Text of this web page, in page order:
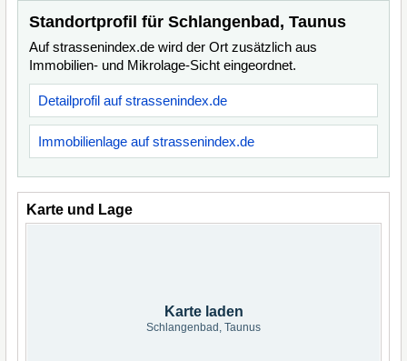
Standortprofil für Schlangenbad, Taunus
Auf strassenindex.de wird der Ort zusätzlich aus
Immobilien- und Mikrolage-Sicht eingeordnet.
Detailprofil auf strassenindex.de
Immobilienlage auf strassenindex.de
Karte und Lage
Karte laden
Schlangenbad, Taunus